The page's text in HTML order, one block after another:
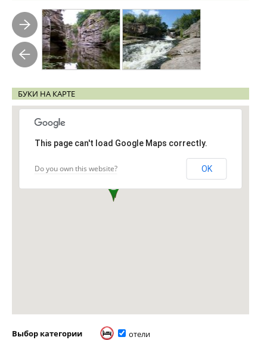
БУКИ НА КАРТЕ
This page can't load Google Maps correctly.
Do you own this website? OK
Выбор категории отели